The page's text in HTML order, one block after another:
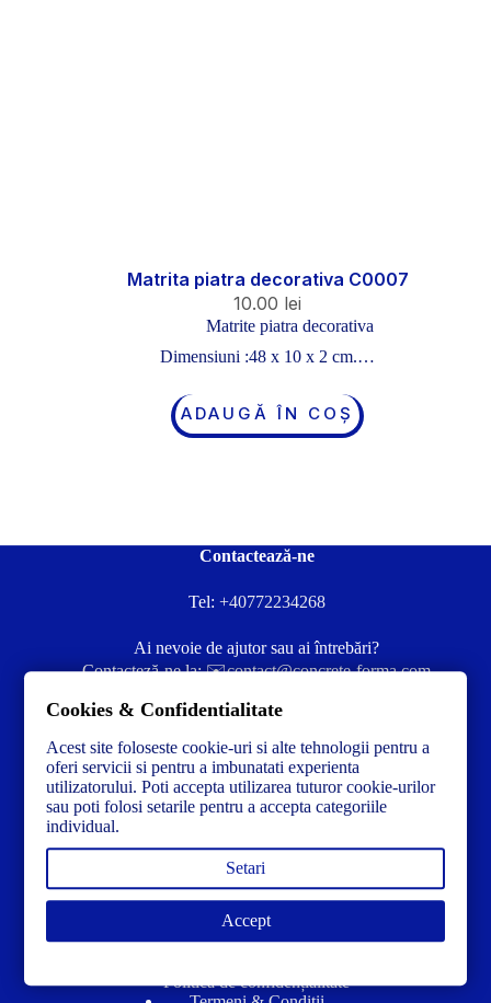
Matrita piatra decorativa C0007
10.00 lei
Matrite piatra decorativa
Dimensiuni :48 x 10 x 2 cm.…
ADAUGĂ ÎN COȘ
Contactează-ne
Tel: +40772234268
Ai nevoie de ajutor sau ai întrebări?
Contacteză-ne la:✉️contact@concrete-forma.com
Link-uri utile
Politică de confidențialitate
Cookies & Confidentialitate
Acest site foloseste cookie-uri si alte tehnologii pentru a
oferi servicii si pentru a imbunatati experienta
utilizatorului. Poti accepta utilizarea tuturor cookie-urilor
sau poti folosi setarile pentru a accepta categoriile
individual.
Setari
Accept